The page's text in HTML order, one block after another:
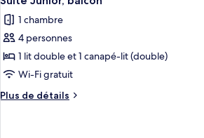
1 chambre
4 personnes
1 lit double et 1 canapé-lit (double)
Wi-Fi gratuit
Plus de détails
Plus